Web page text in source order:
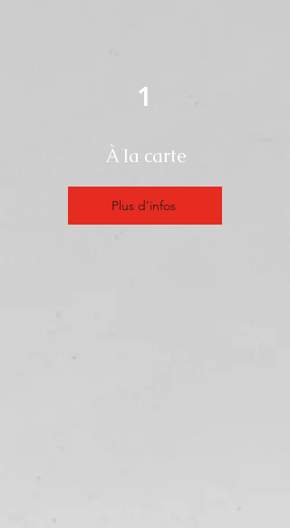
1
À la carte
Plus d'infos